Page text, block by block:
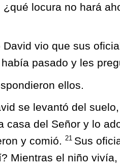
locura no hará
David vio que sus
pasado y les
ellos.
se levantó del
casa del Señor y lo
y comió. 21 Sus
Mientras el niño